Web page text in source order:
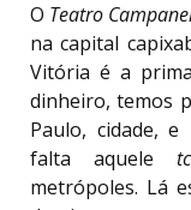
O Teatro
na capital
Vitória é a
dinheiro, temos
Paulo, cidade,
falta aquele
metrópoles. Lá